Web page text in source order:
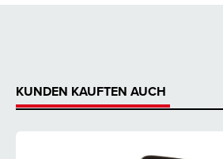
KUNDEN KAUFTEN AUCH